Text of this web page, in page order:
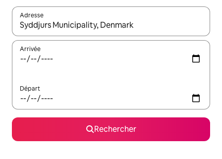
Adresse
Lorsque les résultats s'affichent, utilisez les flèches vers le
Arrivée
Départ
Rechercher